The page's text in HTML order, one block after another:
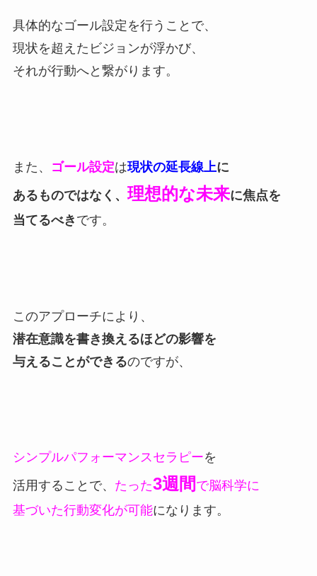
具体的なゴール設定を行うことで、
現状を超えたビジョンが浮かび、
それが行動へと繋がります。
また、 ゴール設定は現状の延長線上に
あるものではなく、 理想的な未来に焦点を
当てるべき です。
このアプローチにより、
潜在意識を書き換えるほどの影響を
与えることができるのですが、
シンプルパフォーマンスセラピーを
活用することで、 たった3週間 で脳科学に
基づいた行動変化が可能になります。